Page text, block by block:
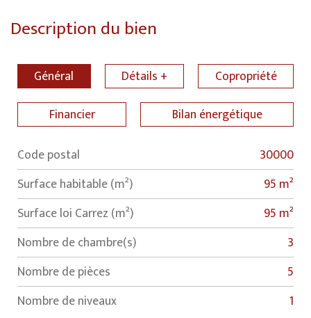
Description du bien
Général Détails +
Copropriété
Financier
Bilan énergétique
Label Value
Code postal
30000
Surface habitable (m²)
95 m²
Surface loi Carrez (m²)
95 m²
Nombre de chambre(s)
3
Nombre de pièces
5
Nombre de niveaux
1